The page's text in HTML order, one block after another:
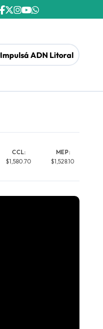
Impulsá ADN Litoral
CCL:
$1,580.70
MEP:
$1,528.10